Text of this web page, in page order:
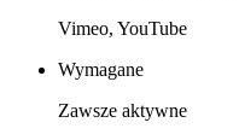
Vimeo, YouTube
Wymagane
Zawsze aktywne